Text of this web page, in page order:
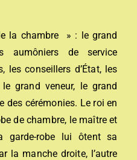
la chambre » : le grand
aumôniers de service
les conseillers d’État, les
grand veneur, le grand
des cérémonies. Le roi en
de chambre, le maître et
garde-robe lui ôtent sa
la manche droite, l’autre